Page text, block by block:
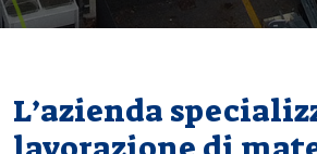
L’azienda